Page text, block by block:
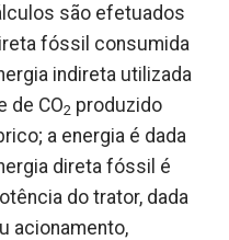
são efetuados
fóssil consumida
indireta utilizada
de CO2 produzido
a energia é dada
direta fóssil é
do trator, dada
acionamento,